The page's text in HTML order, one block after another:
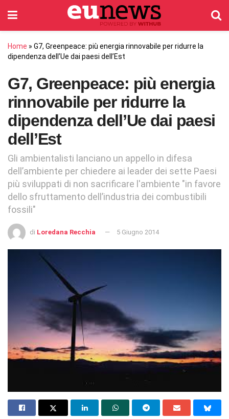
Home » G7, Greenpeace: più energia rinnovabile per ridurre la
dipendenza dell’Ue dai paesi dell’Est
G7, Greenpeace: più energia
rinnovabile per ridurre la
dipendenza dell’Ue dai paesi
dell’Est
Gli ambientalisti lanciano un appello in difesa
dell’ambiente per chiedere ai leader dei sette Paesi
più sviluppati di non sacrificare l'ambiente "in favore
dello sfruttamento dell’industria dei combustibili
fossili"
di Loredana Recchia 5 Giugno 2014